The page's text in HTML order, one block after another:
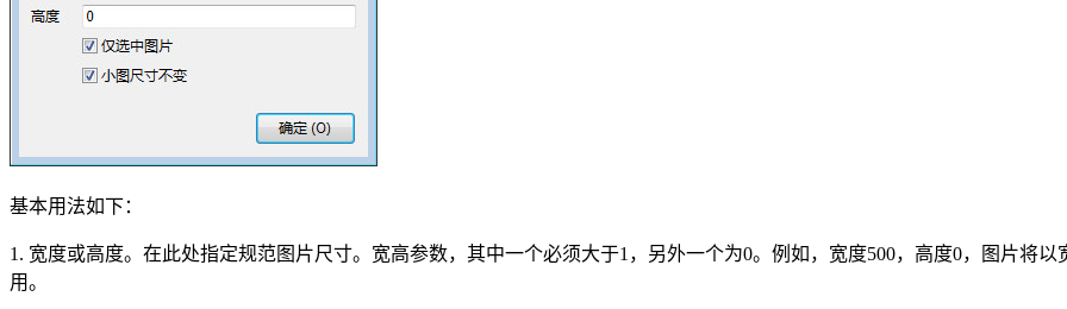
基本用法如下：
1. 宽度或高度。在此处指定规范图片尺寸。宽高参数，其中一个必须大于1，另外一个为0。例如，宽度500，高度0，图片将
用。